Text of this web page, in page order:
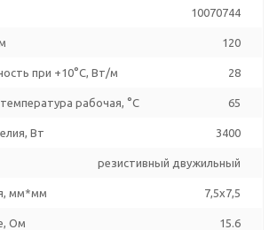
10070744
120
при +10°С, Вт/м 28
рабочая, °C 65
Вт 3400
резистивный двужильный
мм*мм 7,5х7,5
Ом 15.6